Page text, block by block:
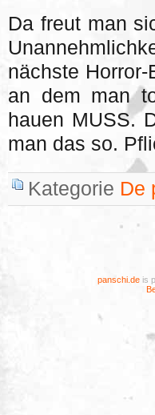
Da freut man
nächste
an dem man
hauen MUSS.
man das so.
Kategorie De
panschi.deis